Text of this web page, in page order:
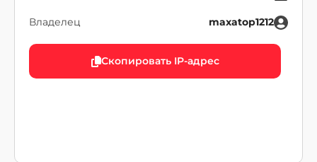
Владелец maxatop1212
Скопировать IP-адрес